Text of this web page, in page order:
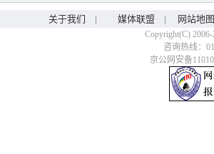
关于我们 | 媒体联盟 | 网站地图
Copyright(C)
咨询热线：
京公网安备